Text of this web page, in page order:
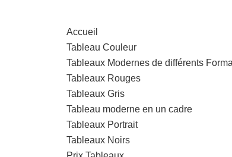
Accueil
Tableau Couleur
Tableaux Modernes de différents
Tableaux Rouges
Tableaux Gris
Tableau moderne en un cadre
Tableaux Portrait
Tableaux Noirs